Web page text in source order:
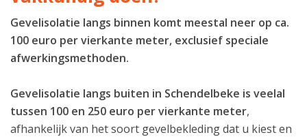
Gevelisolatie langs binnen komt meestal neer op ca.
100 euro per vierkante meter, exclusief speciale
afwerkingsmethoden.
Gevelisolatie langs buiten in Schendelbeke is veelal
tussen 100 en 250 euro per vierkante meter,
afhankelijk van het soort gevelbekleding dat u kiest en